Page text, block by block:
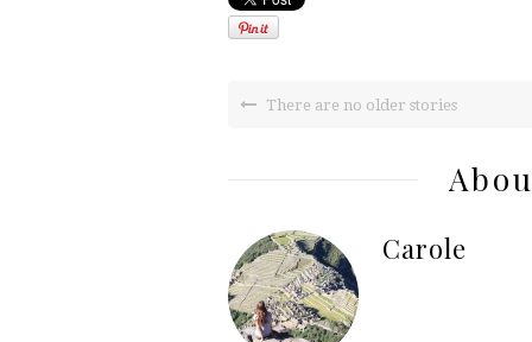
There are no older stories
Carole